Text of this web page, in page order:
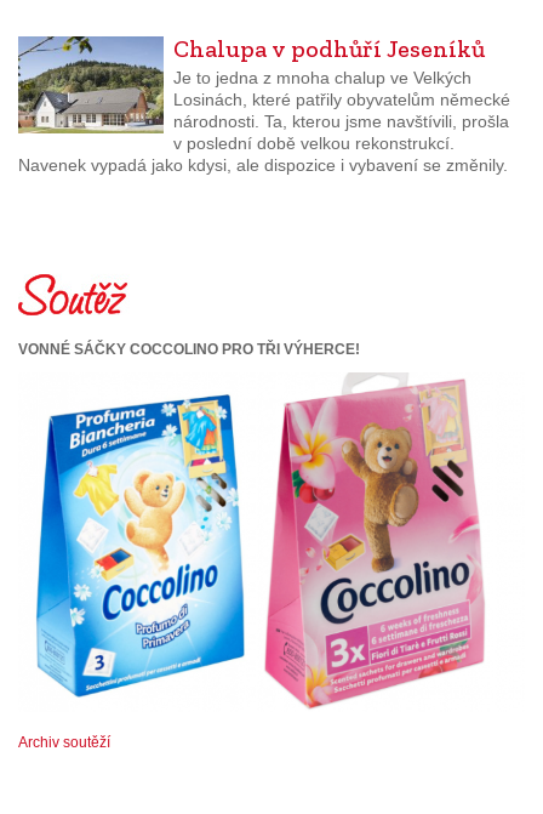
Chalupa v podhůří Jeseníků
Je to jedna z mnoha chalup ve Velkých
Losinách, které patřily obyvatelům německé
národnosti. Ta, kterou jsme navštívili, prošla
v poslední době velkou rekonstrukcí.
Navenek vypadá jako kdysi, ale dispozice i vybavení se změnily.
VONNÉ SÁČKY COCCOLINO PRO TŘI VÝHERCE!
Archiv soutěží